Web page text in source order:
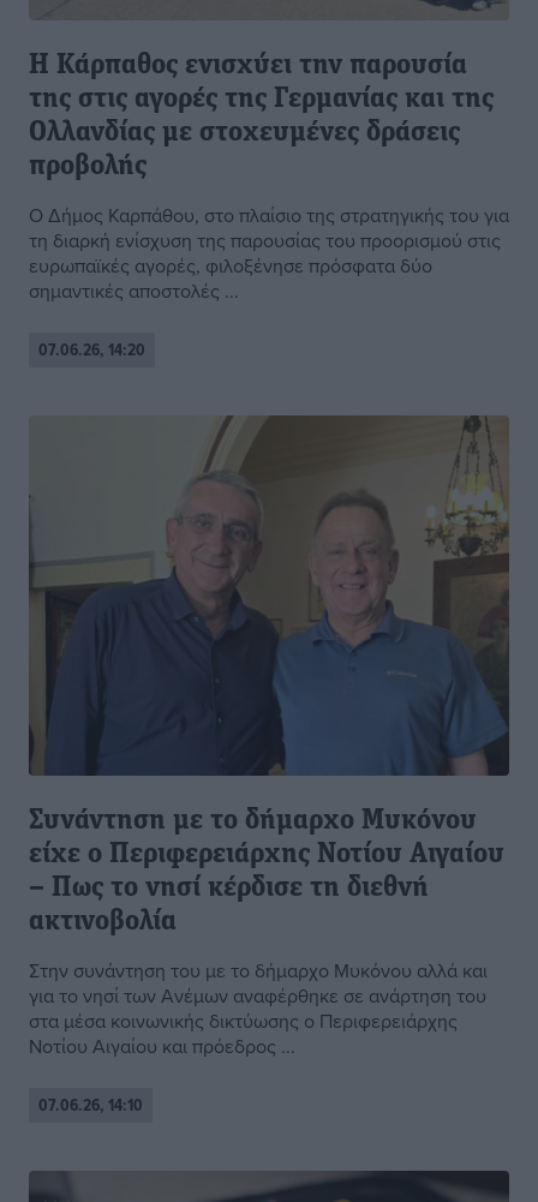
Η Κάρπαθος ενισχύει την παρουσία
της στις αγορές της Γερμανίας και της
Ολλανδίας με στοχευμένες δράσεις
προβολής
Ο Δήμος Καρπάθου, στο πλαίσιο της στρατηγικής του για
τη διαρκή ενίσχυση της παρουσίας του προορισμού στις
ευρωπαϊκές αγορές, φιλοξένησε πρόσφατα δύο
σημαντικές αποστολές ...
07.06.26, 14:20
Συνάντηση με το δήμαρχο Μυκόνου
είχε ο Περιφερειάρχης Νοτίου Αιγαίου
– Πως το νησί κέρδισε τη διεθνή
ακτινοβολία
Στην συνάντηση του με το δήμαρχο Μυκόνου αλλά και
για το νησί των Ανέμων αναφέρθηκε σε ανάρτηση του
στα μέσα κοινωνικής δικτύωσης ο Περιφερειάρχης
Νοτίου Αιγαίου και πρόεδρος ...
07.06.26, 14:10